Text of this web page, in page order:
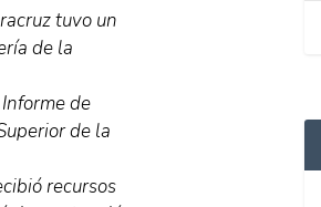
tuvo un
de la
de
de la
recursos